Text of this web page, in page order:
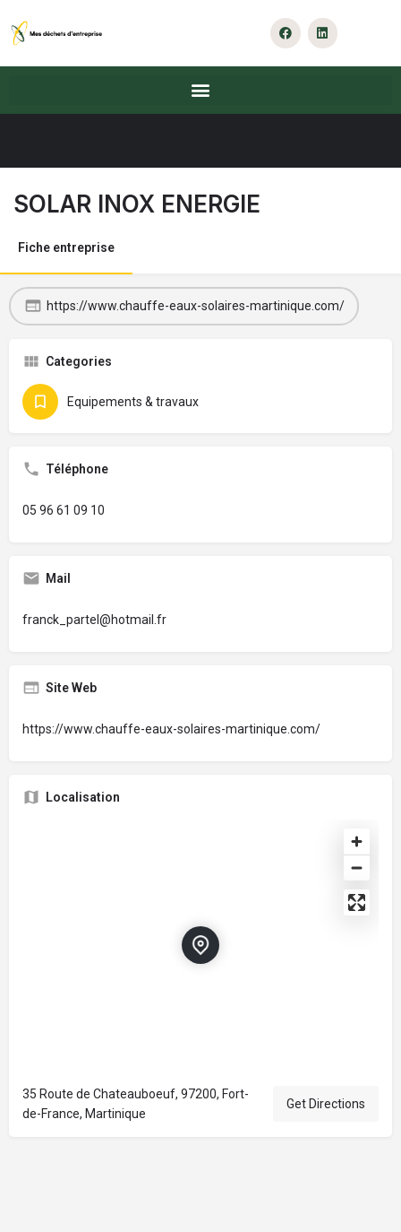
SOLAR INOX ENERGIE
Fiche entreprise
https://www.chauffe-eaux-solaires-martinique.com/
Categories
Equipements & travaux
Téléphone
05 96 61 09 10
Mail
franck_partel@hotmail.fr
Site Web
https://www.chauffe-eaux-solaires-martinique.com/
Localisation
35 Route de Chateauboeuf, 97200, Fort-
de-France, Martinique
Get Directions